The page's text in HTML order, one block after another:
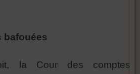
bafouées
la Cour des comptes